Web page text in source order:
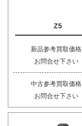
Z5
新品参考買取価格
お問合せ下さい
中古参考買取価格
お問合せ下さい